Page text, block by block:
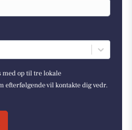
op til tre lokale
efterfølgende vil kontakte dig vedr.